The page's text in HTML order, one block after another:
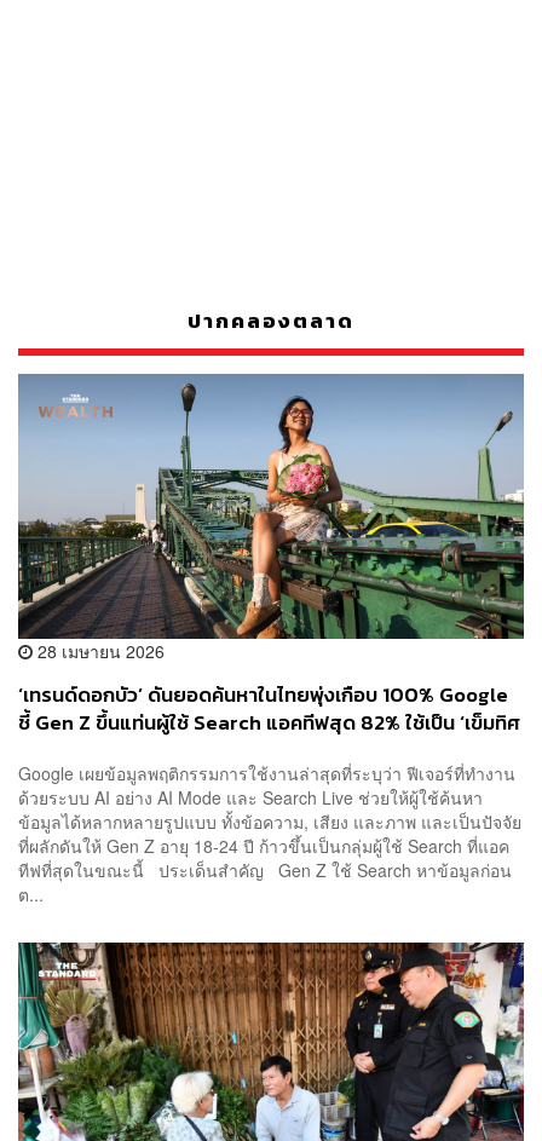
ปากคลองตลาด
28 เมษายน 2026
‘เทรนด์ดอกบัว’ ดันยอดค้นหาในไทยพุ่งเกือบ 100% Google
ชี้ Gen Z ขึ้นแท่นผู้ใช้ Search แอคทีฟสุด 82% ใช้เป็น ‘เข็มทิศ
Google เผยข้อมูลพฤติกรรมการใช้งานล่าสุดที่ระบุว่า ฟีเจอร์ที่ทำงาน
ด้วยระบบ AI อย่าง AI Mode และ Search Live ช่วยให้ผู้ใช้ค้นหา
ข้อมูลได้หลากหลายรูปแบบ ทั้งข้อความ, เสียง และภาพ และเป็นปัจจัย
ที่ผลักดันให้ Gen Z อายุ 18-24 ปี ก้าวขึ้นเป็นกลุ่มผู้ใช้ Search ที่แอค
ทีฟที่สุดในขณะนี้ ประเด็นสำคัญ Gen Z ใช้ Search หาข้อมูลก่อน
ต...